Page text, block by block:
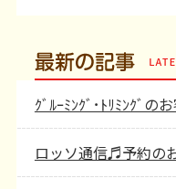
最新の記事
ｸﾞﾙｰﾐﾝｸﾞ･ﾄﾘﾐﾝｸﾞの
ロッソ通信♬予約の